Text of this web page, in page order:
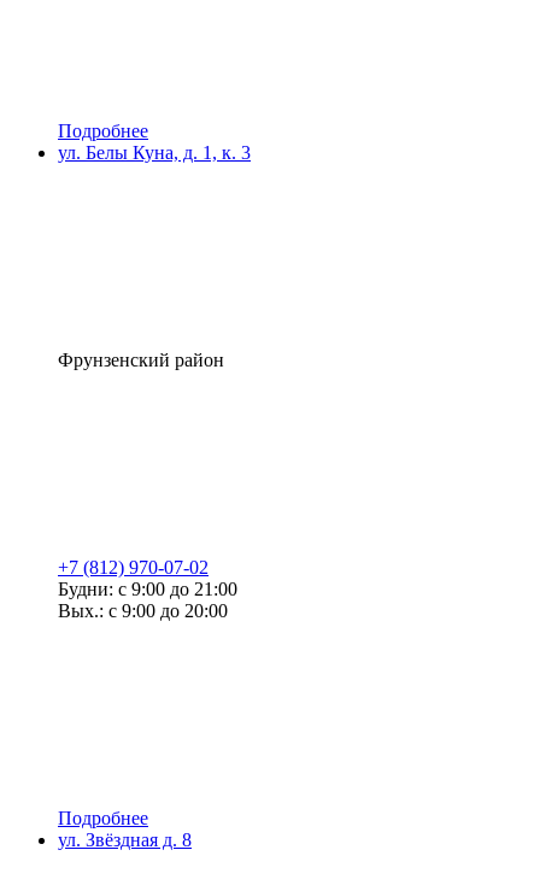
Подробнее
ул. Белы Куна, д. 1, к. 3
Фрунзенский район
+7 (812) 970-07-02
Будни: с 9:00 до 21:00
Вых.: с 9:00 до 20:00
Подробнее
ул. Звёздная д. 8